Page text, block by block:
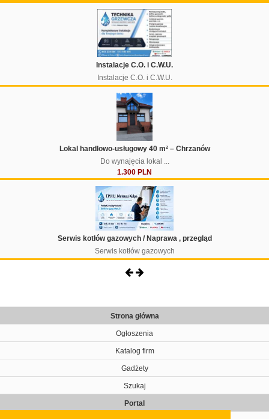
Instalacje C.O. i C.W.U.
Instalacje C.O. i C.W.U.
Lokal handlowo-usługowy 40 m² – Chrzanów
Do wynajęcia lokal ...
1.300 PLN
Serwis kotłów gazowych / Naprawa , przegląd
Serwis kotłów gazowych
Strona główna
Ogłoszenia
Katalog firm
Gadżety
Szukaj
Portal